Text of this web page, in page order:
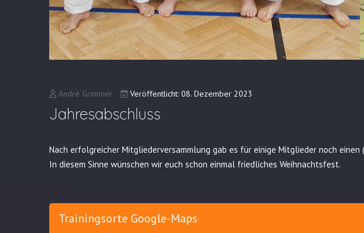
André Grimmer Veröffentlicht: 08. Dezember 2023
Jahresabschluss
Nach erfolgreicher Mitgliederversammlung gab es für einige Mitglieder noch
In diesem Sinne wünschen wir euch schon einmal friedliches Weihnachtsfest.
Trainingsorte Google-Maps